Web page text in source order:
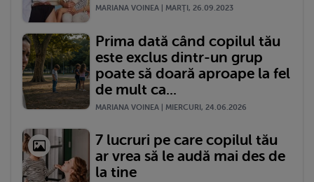
MARIANA VOINEA | MARŢI, 26.09.2023
Prima dată când copilul tău
este exclus dintr-un grup
poate să doară aproape la fel
de mult ca...
MARIANA VOINEA | MIERCURI, 24.06.2026
7 lucruri pe care copilul tău
ar vrea să le audă mai des de
la tine